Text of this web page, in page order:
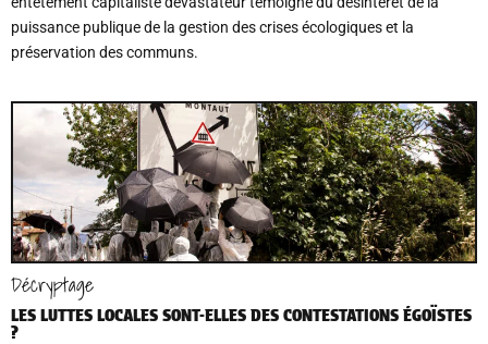
puissance publique de la gestion des crises écologiques et la
préservation des communs.
Décryptage
LES LUTTES LOCALES SONT-ELLES DES CONTESTATIONS ÉGOÏSTES
?